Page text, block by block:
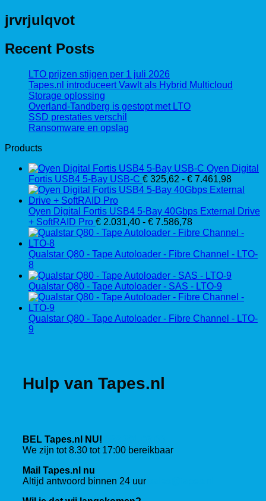
jrvrjulqvot
Recent Posts
LTO prijzen stijgen per 1 juli 2026
Tapes.nl introduceert Vawlt als Hybrid Multicloud
Storage oplossing
Overland-Tandberg is gestopt met LTO
SSD prestaties verschil
Ransomware en opslag
Products
Oyen Digital
Fortis USB4 5-Bay USB-C € 325,62 - € 7.461,98
€
€
Oyen Digital Fortis USB4 5-Bay 40Gbps External Drive
+ SoftRAID Pro € 2.031,40 - € 7.586,78Prijsklasse:
€ 2.031,40
€ 7.586,78
Qualstar Q80 - Tape Autoloader - Fibre Channel - LTO-
8
Qualstar Q80 - Tape Autoloader - SAS - LTO-9
Qualstar Q80 - Tape Autoloader - Fibre Channel - LTO-
9
Hulp van Tapes.nl
BEL Tapes.nl NU!
We zijn tot 8.30 tot 17:00 bereikbaar
Mail Tapes.nl nu
Altijd antwoord binnen 24 uur